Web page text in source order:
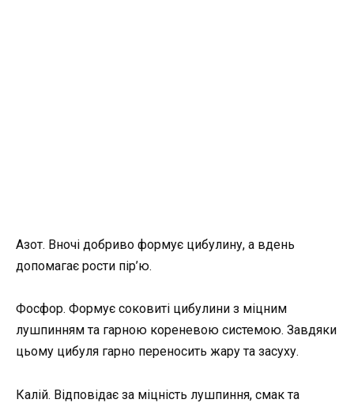
Азот. Вночі добриво формує цибулину, а вдень
допомагає рости пір’ю.
Фосфор. Формує соковиті цибулини з міцним
лушпинням та гарною кореневою системою. Завдяки
цьому цибуля гарно переносить жару та засуху.
Калій. Відповідає за міцність лушпиння, смак та